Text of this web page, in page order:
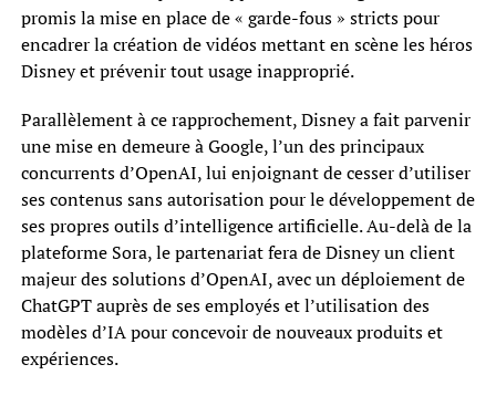
promis la mise en place de « garde-fous » stricts pour
encadrer la création de vidéos mettant en scène les héros
Disney et prévenir tout usage inapproprié.
Parallèlement à ce rapprochement, Disney a fait parvenir
une mise en demeure à Google, l’un des principaux
concurrents d’OpenAI, lui enjoignant de cesser d’utiliser
ses contenus sans autorisation pour le développement de
ses propres outils d’intelligence artificielle. Au-delà de la
plateforme Sora, le partenariat fera de Disney un client
majeur des solutions d’OpenAI, avec un déploiement de
ChatGPT auprès de ses employés et l’utilisation des
modèles d’IA pour concevoir de nouveaux produits et
expériences.